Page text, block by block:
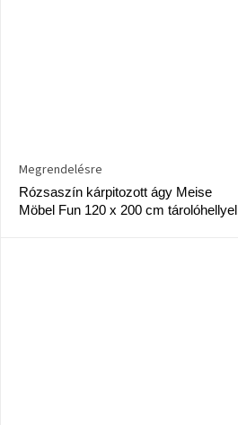
Rózsaszín kárpitozott ágy Meise
Möbel Fun 120 x 200 cm tárolóhellyel
Megrendelésre